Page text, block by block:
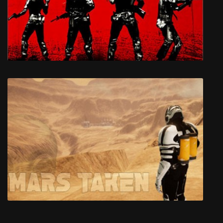
The Girl of Glass: A Summer Bird's Tale
Left 4 Dead